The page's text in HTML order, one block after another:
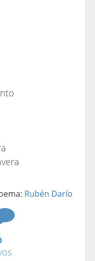
Rubén Darío